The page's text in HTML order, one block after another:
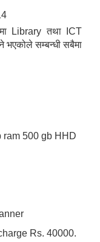
Library तथा ICT
भएकोले सम्बन्धी सबैमा
ram 500 gb HHD
Rs. 40000.